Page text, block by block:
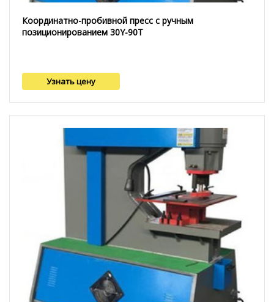
Координатно-пробивной пресс с ручным
позиционированием 30Y-90T
Узнать цену